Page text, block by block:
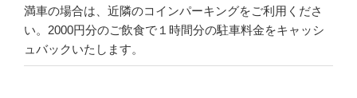
満車の場合は、近隣のコインパーキングをご利用くださ
い。2000円分のご飲食で１時間分の駐車料金をキャッシ
ュバックいたします。